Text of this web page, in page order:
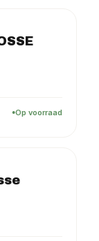
Op voorraad